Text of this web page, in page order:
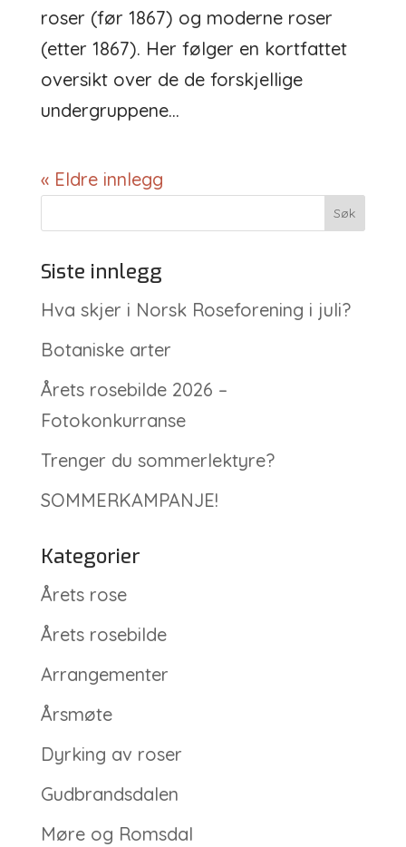
roser (før 1867) og moderne roser
(etter 1867). Her følger en kortfattet
oversikt over de de forskjellige
undergruppene...
« Eldre innlegg
Siste innlegg
Hva skjer i Norsk Roseforening i juli?
Botaniske arter
Årets rosebilde 2026 –
Fotokonkurranse
Trenger du sommerlektyre?
SOMMERKAMPANJE!
Kategorier
Årets rose
Årets rosebilde
Arrangementer
Årsmøte
Dyrking av roser
Gudbrandsdalen
Møre og Romsdal